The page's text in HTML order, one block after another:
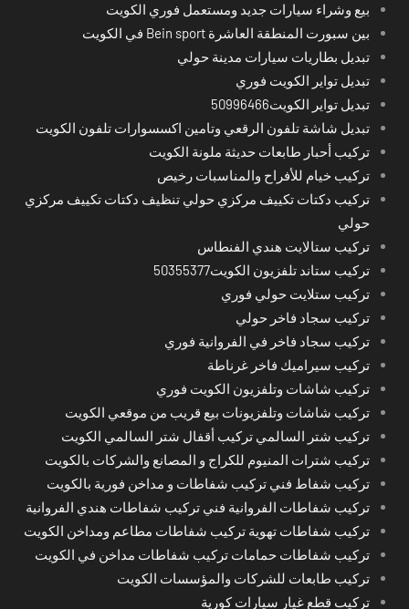
بيع وشراء سيارات جديد ومستعمل فوري الكويت
بين سبورت المنطقة العاشرة Bein sport في الكويت
تبديل بطاريات سيارات مدينة حولي
تبديل تواير الكويت فوري
تبديل تواير الكويت50996466
تبديل شاشة تلفون الرقعي وتامين اكسسوارات تلفون الكويت
تركيب أحبار طابعات حديثة ملونة الكويت
تركيب خيام للأفراح والمناسبات رخيص
تركيب دكتات تكييف مركزي حولي تنظيف دكتات تكييف مركزي
حولي
تركيب ستالايت هندي الفنطاس
تركيب ستاند تلفزيون الكويت50355377
تركيب ستلايت حولي فوري
تركيب سجاد فاخر حولي
تركيب سجاد فاخر في الفروانية فوري
تركيب سيراميك فاخر غرناطة
تركيب شاشات وتلفزيون الكويت فوري
تركيب شاشات وتلفزيونات بيع قريب من موقعي الكويت
تركيب شتر السالمي تركيب أقفال شتر السالمي الكويت
تركيب شترات المنيوم للكراج و المصانع والشركات بالكويت
تركيب شفاط فني تركيب شفاطات و مداخن فورية بالكويت
تركيب شفاطات الفروانية فني تركيب شفاطات هندي الفروانية
تركيب شفاطات تهوية تركيب شفاطات مطاعم ومداخن الكويت
تركيب شفاطات حمامات تركيب شفاطات مداخن في الكويت
تركيب طابعات للشركات والمؤسسات الكويت
تركيب قطع غيار سيارات كورية